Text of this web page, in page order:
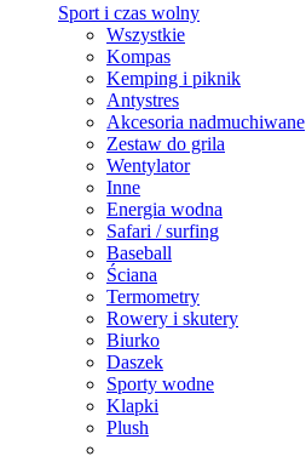
Sport i czas wolny
Wszystkie
Kompas
Kemping i piknik
Antystres
Akcesoria nadmuchiwane
Zestaw do grila
Wentylator
Inne
Energia wodna
Safari / surfing
Baseball
Ściana
Termometry
Rowery i skutery
Biurko
Daszek
Sporty wodne
Klapki
Plush